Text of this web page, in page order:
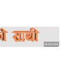
Sponsored